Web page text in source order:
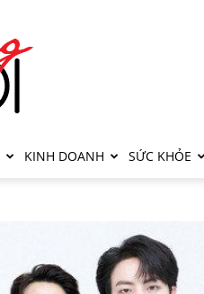
KINH DOANH SỨC KHỎE